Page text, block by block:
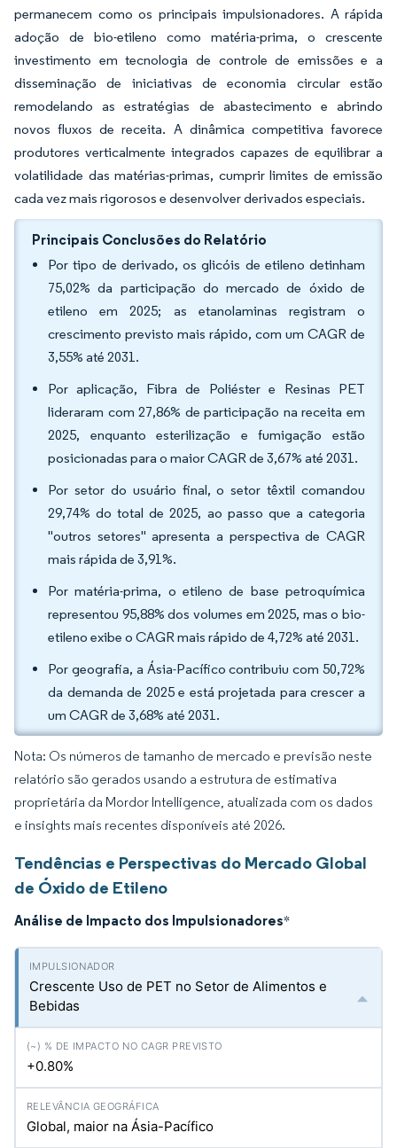
permanecem como os principais impulsionadores. A rápida
adoção de bio-etileno como matéria-prima, o crescente
investimento em tecnologia de controle de emissões e a
disseminação de iniciativas de economia circular estão
remodelando as estratégias de abastecimento e abrindo
novos fluxos de receita. A dinâmica competitiva favorece
produtores verticalmente integrados capazes de equilibrar a
volatilidade das matérias-primas, cumprir limites de emissão
cada vez mais rigorosos e desenvolver derivados especiais.
Principais Conclusões do Relatório
Por tipo de derivado, os glicóis de etileno detinham
75,02% da participação do mercado de óxido de
etileno em 2025; as etanolaminas registram o
crescimento previsto mais rápido, com um CAGR de
3,55% até 2031.
Por aplicação, Fibra de Poliéster e Resinas PET
lideraram com 27,86% de participação na receita em
2025, enquanto esterilização e fumigação estão
posicionadas para o maior CAGR de 3,67% até 2031.
Por setor do usuário final, o setor têxtil comandou
29,74% do total de 2025, ao passo que a categoria
"outros setores" apresenta a perspectiva de CAGR
mais rápida de 3,91%.
Por matéria-prima, o etileno de base petroquímica
representou 95,88% dos volumes em 2025, mas o bio-
etileno exibe o CAGR mais rápido de 4,72% até 2031.
Por geografia, a Ásia-Pacífico contribuiu com 50,72%
da demanda de 2025 e está projetada para crescer a
um CAGR de 3,68% até 2031.
Nota: Os números de tamanho de mercado e previsão neste
relatório são gerados usando a estrutura de estimativa
proprietária da Mordor Intelligence, atualizada com os dados
e insights mais recentes disponíveis até 2026.
Tendências e Perspectivas do Mercado Global
de Óxido de Etileno
Análise de Impacto dos Impulsionadores*
Crescente Uso de PET no Setor de Alimentos e
Bebidas
+0.80%
Global, maior na Ásia-Pacífico